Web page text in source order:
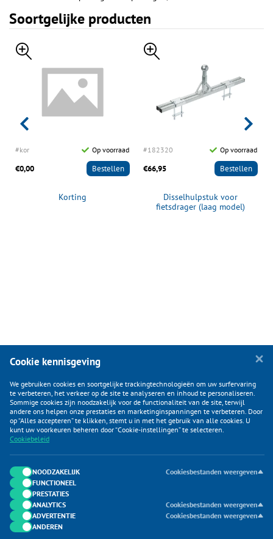
Soortgelijke producten
#kor Op voorraad
€0,00 Bestellen
Korting
#182320 Op voorraad
€66,95 Bestellen
Disselhulpstuk voor
fietsdrager (laag model)
KLANTENSERVICE
CATEGORIEËN
DUIJVELAAR E-COMMERCE
CONTACTEN
Cookie kennisgeving
We gebruiken cookies en soortgelijke trackingtechnologieën om uw surfervaring
te verbeteren, het verkeer op de site te analyseren en inhoud te personaliseren.
Sommige cookies zijn noodzakelijk voor de functionaliteit van de site, terwijl
andere ons helpen onze prestaties en marketinginspanningen te verbeteren. Door
op “Alles accepteren” te klikken, stemt u in met het gebruik van alle cookies. U
kunt uw voorkeuren beheren door “Cookie-instellingen” te selecteren.
Cookiebeleid
NOODZAKELIJK
Cookiesbestanden weergeven
FUNCTIONEEL
PRESTATIES
ANALYTICS
Cookiesbestanden weergeven
ADVERTENTIE
Cookiesbestanden weergeven
ANDEREN